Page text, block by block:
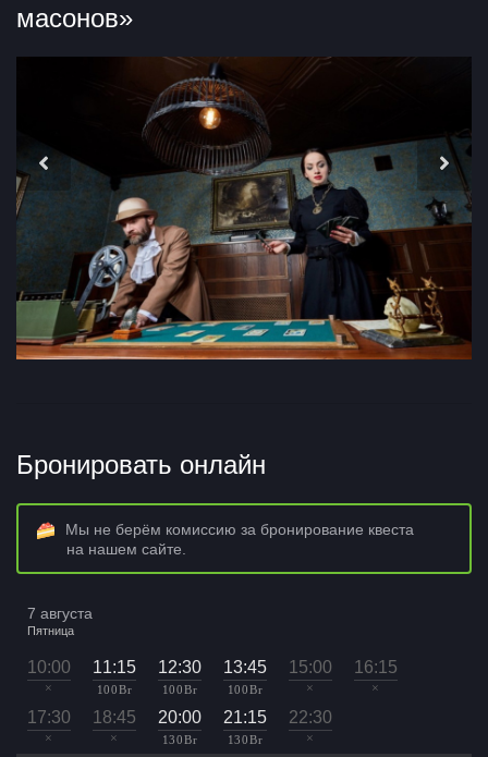
масонов»
Бронировать онлайн
Мы не берём комиссию за бронирование квеста
на нашем сайте.
7 августа
Пятница
10:00
×
11:15
100 Br
12:30
100 Br
13:45
100 Br
15:00
×
16:15
×
17:30
×
18:45
×
20:00
130 Br
21:15
130 Br
22:30
×